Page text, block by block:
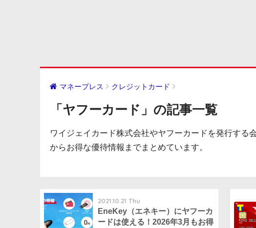
マネープレス クレジットカード
「ヤフーカード」の記事一覧
ワイジェイカード株式会社やヤフーカードを発行する
からお得な優待情報までまとめています。
2021.10.21 Thu
EneKey（エネキー）にヤフーカ
ードは使える！2026年3月もお得